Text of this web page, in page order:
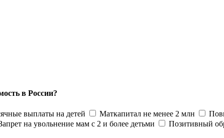
в России?
выплаты на детей Маткапитал не менее 2 млн
на увольнение мам с 2 и более детьми Позитивный